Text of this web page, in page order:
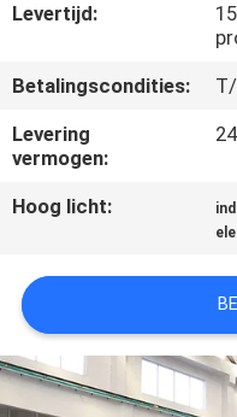
CONTACT
MET
ONS
OP
VRAAG
EEN
OFFERTE
Levertijd:
Betalingscondities:
Levering
vermogen:
Hoog licht: